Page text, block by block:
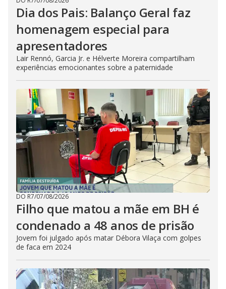
Dia dos Pais: Balanço Geral faz
homenagem especial para
apresentadores
Lair Rennó, Garcia Jr. e Hélverte Moreira compartilham
experiências emocionantes sobre a paternidade
DO R7/07/08/2026
Filho que matou a mãe em BH é
condenado a 48 anos de prisão
Jovem foi julgado após matar Débora Vilaça com golpes
de faca em 2024